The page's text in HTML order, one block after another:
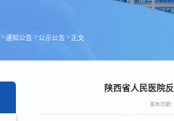
>通知公告 > 公示公告 > 正文
陕西省人民医院
发布日期